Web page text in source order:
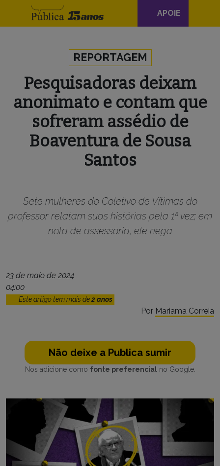
Navegação
principal
APOIE
REPORTAGEM
Pesquisadoras deixam
anonimato e contam que
sofreram assédio de
Boaventura de Sousa
Santos
Sete mulheres do Coletivo de Vítimas do
professor relatam suas histórias pela 1ª vez; em
nota de assessoria, ele nega
23 de maio de 2024
04:00
Este artigo tem mais de2 anos
Por Mariama Correia
Não deixe a Publica sumir
Nos adicione como fonte preferencialno Google.